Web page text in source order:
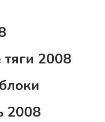
2008
2008